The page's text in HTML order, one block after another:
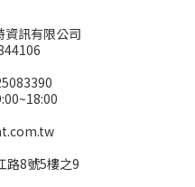
資訊有限公司
路8號5樓之9